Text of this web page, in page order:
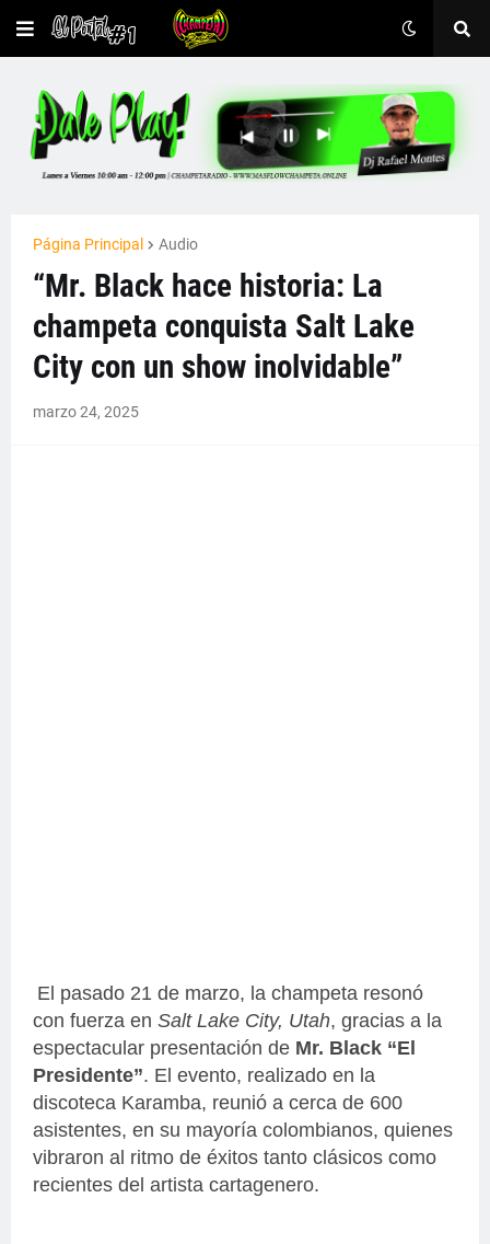
Página Principal Audio
“Mr. Black hace historia: La
champeta conquista Salt Lake
City con un show inolvidable”
marzo 24, 2025
El pasado 21 de marzo, la champeta resonó
con fuerza en Salt Lake City, Utah, gracias a la
espectacular presentación de Mr. Black “El
Presidente”. El evento, realizado en la
discoteca Karamba, reunió a cerca de 600
asistentes, en su mayoría colombianos, quienes
vibraron al ritmo de éxitos tanto clásicos como
recientes del artista cartagenero.